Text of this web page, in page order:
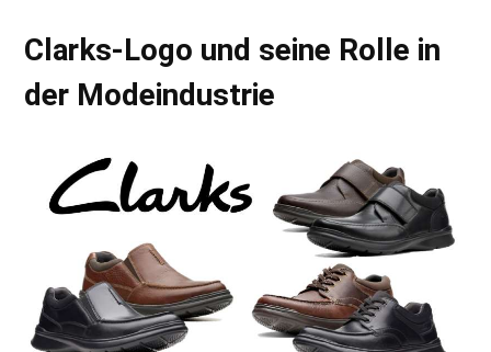
Clarks-Logo und seine Rolle in
der Modeindustrie